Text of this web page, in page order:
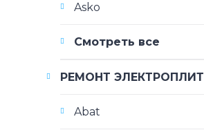
Asko
Смотреть все
РЕМОНТ ЭЛЕКТРОПЛИТ
Abat